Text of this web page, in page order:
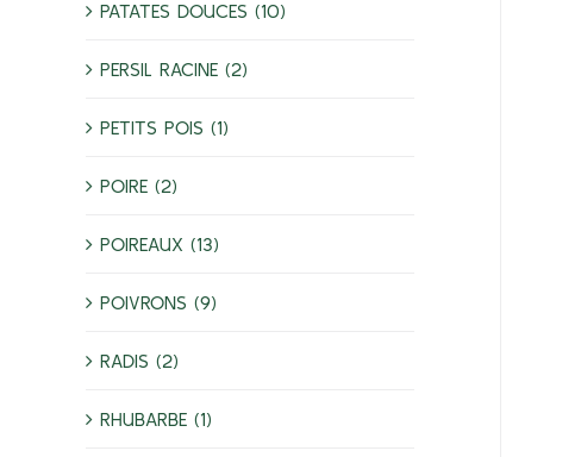
PATATES DOUCES (10)
PERSIL RACINE (2)
PETITS POIS (1)
POIRE (2)
POIREAUX (13)
POIVRONS (9)
RADIS (2)
RHUBARBE (1)